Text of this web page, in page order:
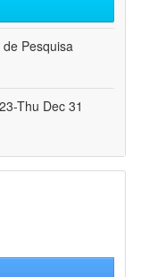
Pesquisa
Thu Dec 31